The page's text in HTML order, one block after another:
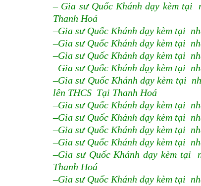
– Gia sư Quốc Khánh dạy kèm tại
Thanh Hoá
–Gia sư Quốc Khánh dạy kèm tại
–Gia sư Quốc Khánh dạy kèm tại
–Gia sư Quốc Khánh dạy kèm tại
–Gia sư Quốc Khánh dạy kèm tại
–Gia sư Quốc Khánh dạy kèm tại
lên THCS Tại Thanh Hoá
–Gia sư Quốc Khánh dạy kèm tại
–Gia sư Quốc Khánh dạy kèm tại
–Gia sư Quốc Khánh dạy kèm tại
–Gia sư Quốc Khánh dạy kèm tại
–Gia sư Quốc Khánh dạy kèm tại
Thanh Hoá
–Gia sư Quốc Khánh dạy kèm tại